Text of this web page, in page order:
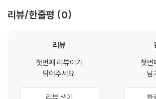
역거부자들에게도 사회서비스 분야에서의 대체복무
한 지 54년 만에, 그토록 냉담하고 위압적이던 국가
를 획기적으로 증진시킬 조치를 드디어 내놓았다. 이
서 공론화된 지 6년 반 만에 이런 결정이 내려졌다는
평화운동이 비교적 짧은 기간 내에 중대한 성과를 거
해방과 함께 징병제는 폐지되었다. 그러나 한국전쟁
교단 차원에서 국가와 종교가 대립하게 되었다. 그렇
부터 반세기 동안 1만 명가량이 군형법의 항명죄나
로 투옥되었다. 그럼에도 불구하고 이런 사실 자체가
지 않았다. 이 사실을 접한 극소수조차 ‘신성한 국방
리뷰/한줄평 0
리뷰
첫번째 리뷰어가
되어주세요.
첫번
남